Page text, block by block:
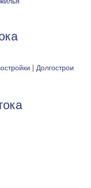
| Долгострои